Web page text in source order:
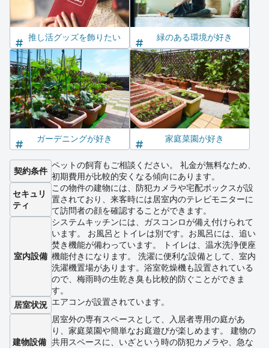
推し活グッズを飾りたい 緑のある環境が好き
ガーデニングが好き 家庭菜園が好き
契約条件
ペットの飼育もご相談ください。 礼金が無料なため、
初期費用が比較的安くなる傾向にあります。
セキュリ
ティ
この物件の建物には、防犯カメラや宅配ボックスが設
置されており、来客時には居室内のテレビモニターに
て訪問者の顔を確認することができます。
室内設備
システムキッチンには、ガスコンロが備え付けられて
います。 お風呂とトイレは別です。お風呂には、追い
焚き機能が備わっています。 トイレは、温水洗浄便座
機能付きになります。 洗濯に便利な設備として、室内
洗濯機置場があります。浴室乾燥機も設置されている
ので、梅雨時の生乾き臭も比較的防ぐことができま
す。
居室状況 エアコンが設置されています。
建物設備
居室外の専有スペースとして、入居者専用の庭があ
り、家庭菜園や簡単なお庭遊びが楽しめます。 建物の
共用スペースに、いざという時の防犯カメラや、急な